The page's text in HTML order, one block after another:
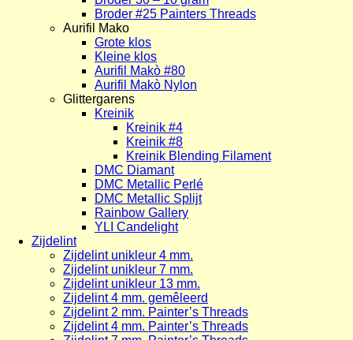
Broder #25 Painters Threads
Aurifil Mako
Grote klos
Kleine klos
Aurifil Makò #80
Aurifil Makò Nylon
Glittergarens
Kreinik
Kreinik #4
Kreinik #8
Kreinik Blending Filament
DMC Diamant
DMC Metallic Perlé
DMC Metallic Splijt
Rainbow Gallery
YLI Candelight
Zijdelint
Zijdelint unikleur 4 mm.
Zijdelint unikleur 7 mm.
Zijdelint unikleur 13 mm.
Zijdelint 4 mm. gemêleerd
Zijdelint 2 mm. Painter’s Threads
Zijdelint 4 mm. Painter’s Threads